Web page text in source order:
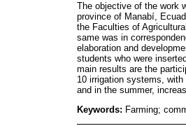
The objective of the work
province of Manabí,
the Faculties of
same was in
elaboration and
students who were
main results are the
10 irrigation systems,
and in the summer,
Keywords: Farming;